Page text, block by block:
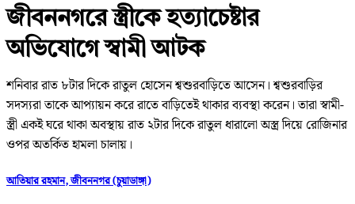
জীবননগরে স্ত্রীকে হত্যাচেষ্টার
অভিযোগে স্বামী আটক
শনিবার রাত ৮টার দিকে রাতুল হোসেন শ্বশুরবাড়িতে আসেন। শ্বশুরবাড়ির
সদস্যরা তাকে আপ্যায়ন করে রাতে বাড়িতেই থাকার ব্যবস্থা করেন। তারা স্বামী-
স্ত্রী একই ঘরে থাকা অবস্থায় রাত ২টার দিকে রাতুল ধারালো অস্ত্র দিয়ে রোজিনার
ওপর অতর্কিত হামলা চালায়।
আতিয়ার রহমান, জীবননগর (চুয়াডাঙ্গা)